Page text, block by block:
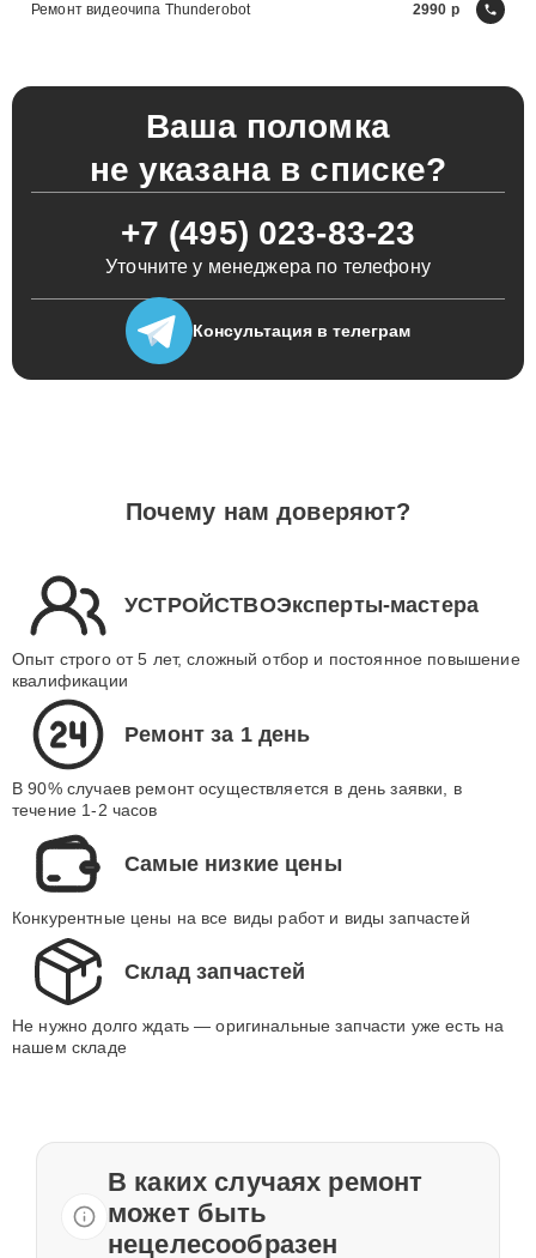
Ремонт видеочипа Thunderobot 2990
Ваша поломка
не указана в списке?
+7 (495) 023-83-23
Уточните у менеджера по телефону
Консультация в телеграм
Почему нам доверяют?
УСТРОЙСТВОЭксперты-мастера
Опыт строго от 5 лет, сложный отбор и постоянное повышение
квалификации
Ремонт за 1 день
В 90% случаев ремонт осуществляется в день заявки, в
течение 1-2 часов
Самые низкие цены
Конкурентные цены на все виды работ и виды запчастей
Склад запчастей
Не нужно долго ждать — оригинальные запчасти уже есть на
нашем складе
В каких случаях ремонт
может быть
нецелесообразен